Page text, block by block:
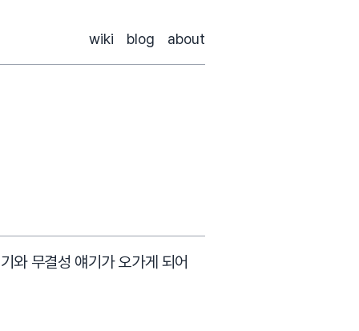
wiki blog about
와 무결성 얘기가 오가게 되어